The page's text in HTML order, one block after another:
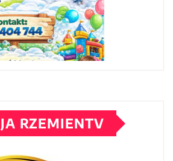
RZEMIENTV